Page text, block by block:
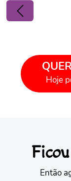
Hoje
Então